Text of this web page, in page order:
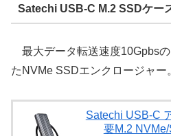
Satechi USB-C M.2 SSDケー
最大データ転送速度10Gpbs
たNVMe SSDエンクロージャー
Satechi USB-C
要M.2